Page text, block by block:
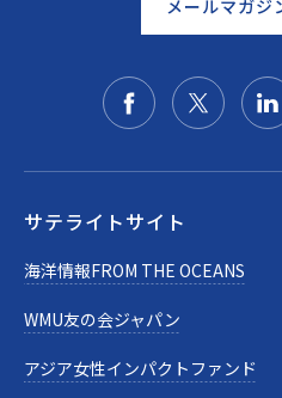
メールマガジ
サテライトサイト
海洋情報FROM THE OCEANS
WMU友の会ジャパン
アジア女性インパクトファンド